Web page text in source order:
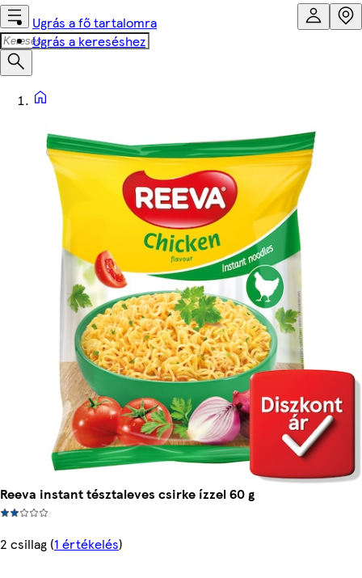
Ugrás a fő tartalomra
Ugrás a kereséshez
Reeva instant tésztaleves csirke ízzel 60 g
2 csillag (1 értékelés)